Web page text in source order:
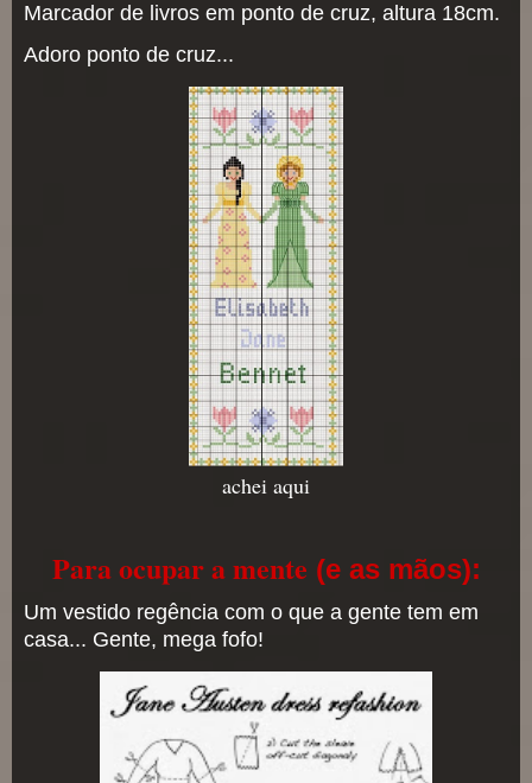
Marcador de livros em ponto de cruz, altura 18cm.
Adoro ponto de cruz...
achei aqui
Para ocupar a mente (e as mãos):
Um vestido regência com o que a gente tem em
casa... Gente, mega fofo!